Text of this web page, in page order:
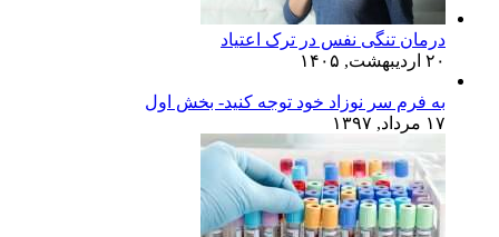
درمان تنگی نفس در ترک اعتیاد
۲۰ اردیبهشت, ۱۴۰۵
به فرم سر نوزاد خود توجه کنید- بخش اول
۱۷ مرداد, ۱۳۹۷